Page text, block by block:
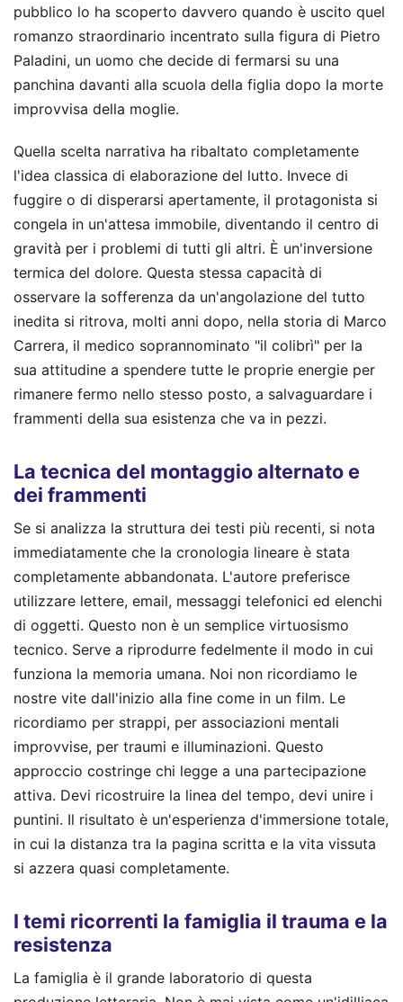
pubblico lo ha scoperto davvero quando è uscito quel
romanzo straordinario incentrato sulla figura di Pietro
Paladini, un uomo che decide di fermarsi su una
panchina davanti alla scuola della figlia dopo la morte
improvvisa della moglie.
Quella scelta narrativa ha ribaltato completamente
l'idea classica di elaborazione del lutto. Invece di
fuggire o di disperarsi apertamente, il protagonista si
congela in un'attesa immobile, diventando il centro di
gravità per i problemi di tutti gli altri. È un'inversione
termica del dolore. Questa stessa capacità di
osservare la sofferenza da un'angolazione del tutto
inedita si ritrova, molti anni dopo, nella storia di Marco
Carrera, il medico soprannominato "il colibrì" per la
sua attitudine a spendere tutte le proprie energie per
rimanere fermo nello stesso posto, a salvaguardare i
frammenti della sua esistenza che va in pezzi.
La tecnica del montaggio alternato e
dei frammenti
Se si analizza la struttura dei testi più recenti, si nota
immediatamente che la cronologia lineare è stata
completamente abbandonata. L'autore preferisce
utilizzare lettere, email, messaggi telefonici ed elenchi
di oggetti. Questo non è un semplice virtuosismo
tecnico. Serve a riprodurre fedelmente il modo in cui
funziona la memoria umana. Noi non ricordiamo le
nostre vite dall'inizio alla fine come in un film. Le
ricordiamo per strappi, per associazioni mentali
improvvise, per traumi e illuminazioni. Questo
approccio costringe chi legge a una partecipazione
attiva. Devi ricostruire la linea del tempo, devi unire i
puntini. Il risultato è un'esperienza d'immersione totale,
in cui la distanza tra la pagina scritta e la vita vissuta
si azzera quasi completamente.
I temi ricorrenti la famiglia il trauma e la
resistenza
La famiglia è il grande laboratorio di questa